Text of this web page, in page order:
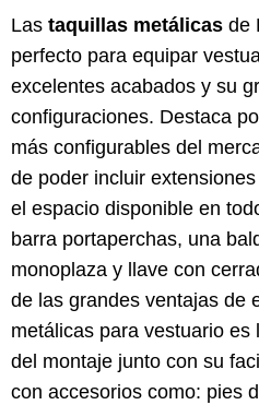
Las taquillas metálicas de
perfecto para equipar
excelentes acabados y su
configuraciones. Destaca
más configurables del
de poder incluir
el espacio disponible en
barra portaperchas, una
monoplaza y llave con
de las grandes ventajas de
metálicas para vestuario
del montaje junto con su
con accesorios como: pies